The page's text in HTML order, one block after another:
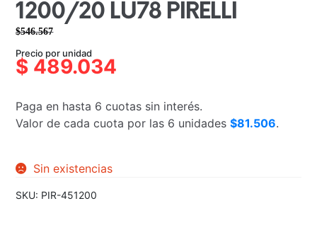
1200/20 LU78 PIRELLI
$546.567
precio
original
$546.567.
precio
actual
$489.034.
Precio por unidad
$ 489.034
Paga en hasta 6 cuotas sin interés.
Valor de cada cuota por las 6 unidades$81.506.
Sin existencias
SKU: PIR-451200